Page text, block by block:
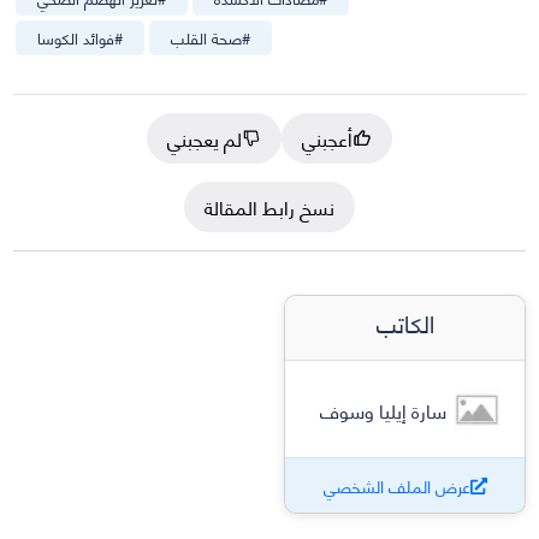
#فوائد الكوسا #صحة القلب
أعجبني
لم يعجبني
نسخ رابط المقالة
الكاتب
سارة إيليا وسوف
عرض الملف الشخصي